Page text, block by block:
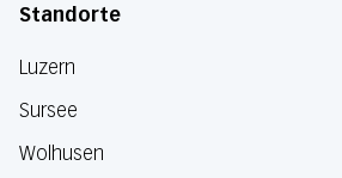
Standorte
Luzern
Sursee
Wolhusen